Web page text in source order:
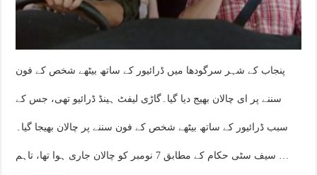
پنجاب کے شہر سرگودھا میں ڈرائیور کے ساتھ بیٹھے شخص کے فون
سننے پر ای چالان بھیج دیا گیا۔گاڑی لیفٹ ہینڈ ڈرائیو تھی، جس کے
سبب ڈرائیور کے ساتھ بیٹھے شخص کے فون سننے پر چالان بھیجا گیا۔